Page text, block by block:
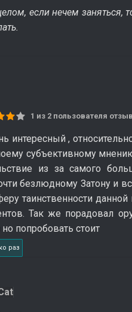
если нечем
1 из 2 пользователя
интересный ,
субъективному
из за самого
безлюдному Затону и
таинственности
Так же порадовал
попробовать стоит
раз